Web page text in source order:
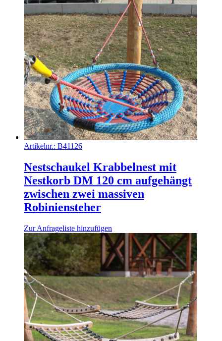
Artikelnr.: B41126
Nestschaukel Krabbelnest mit
Nestkorb DM 120 cm aufgehängt
zwischen zwei massiven
Robiniensteher
Zur Anfrageliste hinzufügen